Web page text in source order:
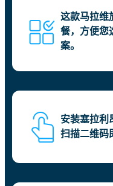
这款马拉维
餐，方便您
案。
安装塞拉
扫描二维码